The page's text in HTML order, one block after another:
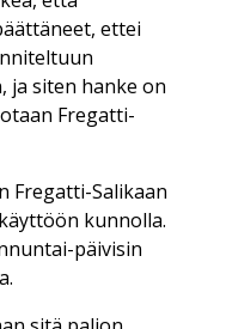
ettei
ja siten hanke on
Fregatti-
Fregatti-Salikaan
kunnolla.
päivisin